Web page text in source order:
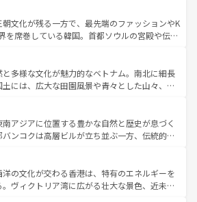
てほしい。 なお、新着のハワイ情報
ツ一覧を参照してほしい。
ィビティも充実しており、サーフィンやダイ
イキングなど、アウトドア好きにはたまらな
トラリアの多彩な魅力を存分に味わいつくそ
い。
な山岳地帯である台湾東部など、都市の喧騒
けさが共存しており、訪れる人に新しい発見と
してくれる。また、奥深い台湾の食文化も魅
評判のスイーツなど、バラエティ豊かな料理
が味わえる。 なお、新着の台湾情報は コンテンツ一覧を参
い。
朝文化が残る一方で、最先端のファッションやK
を席巻している韓国。首都ソウルの宮殿や伝統
を延ばせば四季折々の自然美を楽しむことが
して、キムチや焼肉、絶品のストリートフード
ざまな韓国料理が待っている。夜には、韓国な
れながら、韓国の多彩な魅力を心ゆくまで味
わってみてほしい。 なお、新着の韓国情報はコンテンツ一
てほしい。
と多様な文化が魅力的なベトナム。南北に細長
土には、広大な田園風景や青々とした山々、世
共に伝統が息づく。ハノイの古い町並みやホ
のフランス統治時代の建物も、独特の雰囲気を
いる。また、バラエティの豊かさとおいしさで
やバインミー、ベトナムコーヒーなどは、ぜ
わいたい。どの地域を訪れてもあたたかい人々
迎えてくれるので、きっと忘れられない旅にな
南アジアに位置する豊かな自然と歴史が息づく
バンコクは高層ビルが立ち並ぶ一方、伝統的な
している。北部ではチェンマイなどの山岳地
触れ合い、南部ではプーケットやクラビの美し
リゾート気分を楽しむことができる。タイ料理
洋の文化が交わる香港は、特有のエネルギーを
。ヴィクトリア湾に広がる壮大な景色、近未来